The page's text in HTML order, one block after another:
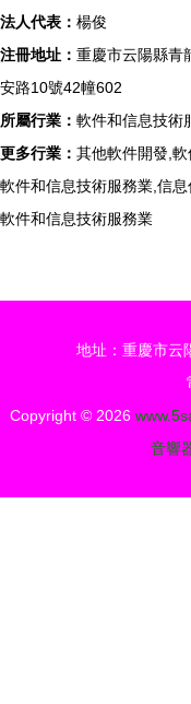
法人代表： 楊俊
注冊地址： 重慶市云陽縣青
安路10號42幢602
所屬行業： 軟件和信息技術
更多行業： 其他軟件開發,軟
軟件和信息技術服務業,信息
軟件和信息技術服務業
地址：重慶市云
Copyright © 2026
音響